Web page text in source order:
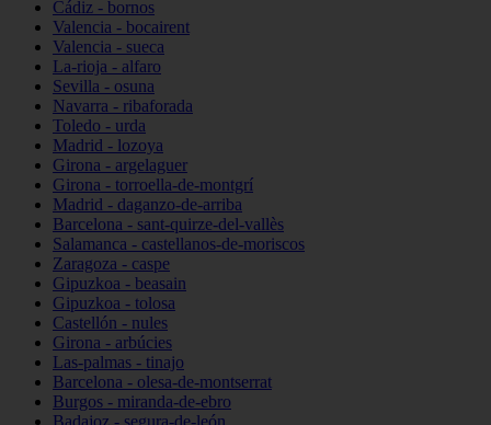
Cádiz - bornos
Valencia - bocairent
Valencia - sueca
La-rioja - alfaro
Sevilla - osuna
Navarra - ribaforada
Toledo - urda
Madrid - lozoya
Girona - argelaguer
Girona - torroella-de-montgrí
Madrid - daganzo-de-arriba
Barcelona - sant-quirze-del-vallès
Salamanca - castellanos-de-moriscos
Zaragoza - caspe
Gipuzkoa - beasain
Gipuzkoa - tolosa
Castellón - nules
Girona - arbúcies
Las-palmas - tinajo
Barcelona - olesa-de-montserrat
Burgos - miranda-de-ebro
Badajoz - segura-de-león